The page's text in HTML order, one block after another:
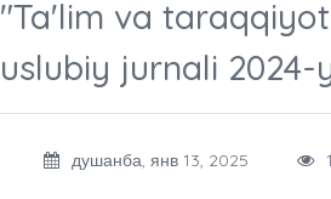
"Ta'lim va
uslubiy jurnali 2024-
душанба, янв 13, 2025